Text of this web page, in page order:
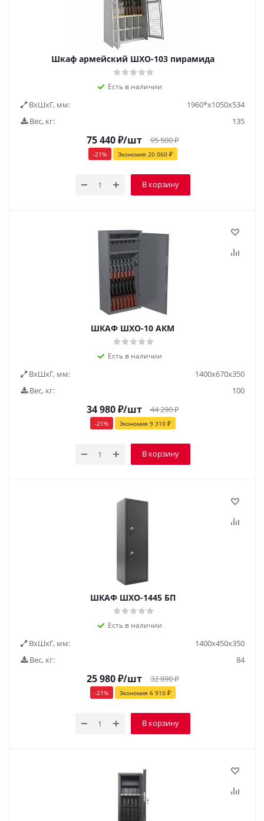
Шкаф армейский ШХО-103 пирамида
Есть в наличии
ВxШxГ, мм:
1960*x1050x534
Вес, кг:
135
75 440₽/шт 95 500₽
-21% Экономия 20 060₽
В корзину
ШКАФ ШХО-10 АКМ
Есть в наличии
ВxШxГ, мм:
1400x670x350
Вес, кг:
100
34 980₽/шт 44 290₽
-21% Экономия 9 310₽
В корзину
ШКАФ ШХО-1445 БП
Есть в наличии
ВxШxГ, мм:
1400x450x350
Вес, кг:
84
25 980₽/шт 32 890₽
-21% Экономия 6 910₽
В корзину